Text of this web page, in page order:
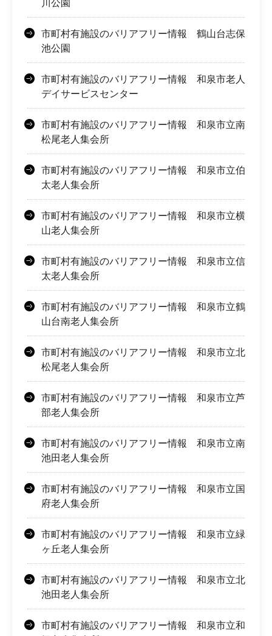
川公園
市町村有施設のバリアフリー情報 鶴山台志保
池公園
市町村有施設のバリアフリー情報 和泉市老人
デイサービスセンター
市町村有施設のバリアフリー情報 和泉市立南
松尾老人集会所
市町村有施設のバリアフリー情報 和泉市立伯
太老人集会所
市町村有施設のバリアフリー情報 和泉市立横
山老人集会所
市町村有施設のバリアフリー情報 和泉市立信
太老人集会所
市町村有施設のバリアフリー情報 和泉市立鶴
山台南老人集会所
市町村有施設のバリアフリー情報 和泉市立北
松尾老人集会所
市町村有施設のバリアフリー情報 和泉市立芦
部老人集会所
市町村有施設のバリアフリー情報 和泉市立南
池田老人集会所
市町村有施設のバリアフリー情報 和泉市立国
府老人集会所
市町村有施設のバリアフリー情報 和泉市立緑
ヶ丘老人集会所
市町村有施設のバリアフリー情報 和泉市立北
池田老人集会所
市町村有施設のバリアフリー情報 和泉市立和